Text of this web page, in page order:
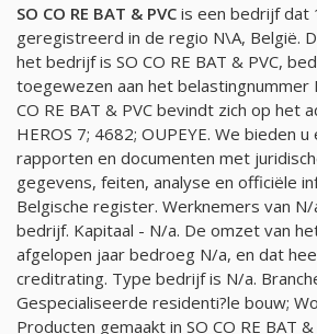
SO CO RE BAT & PVC is een bedrijf dat
geregistreerd in de regio N\A, België.
het bedrijf is SO CO RE BAT & PVC,
toegewezen aan het belastingnummer
CO RE BAT & PVC bevindt zich op het
HEROS 7; 4682; OUPEYE. We bieden
rapporten en documenten met
gegevens, feiten, analyse en officiële
Belgische register. Werknemers van N/
bedrijf. Kapitaal - N/a. De omzet van
afgelopen jaar bedroeg N/a, en dat
creditrating. Type bedrijf is N/a.
Gespecialiseerde residenti?le bouw;
Producten gemaakt in SO CO RE BAT